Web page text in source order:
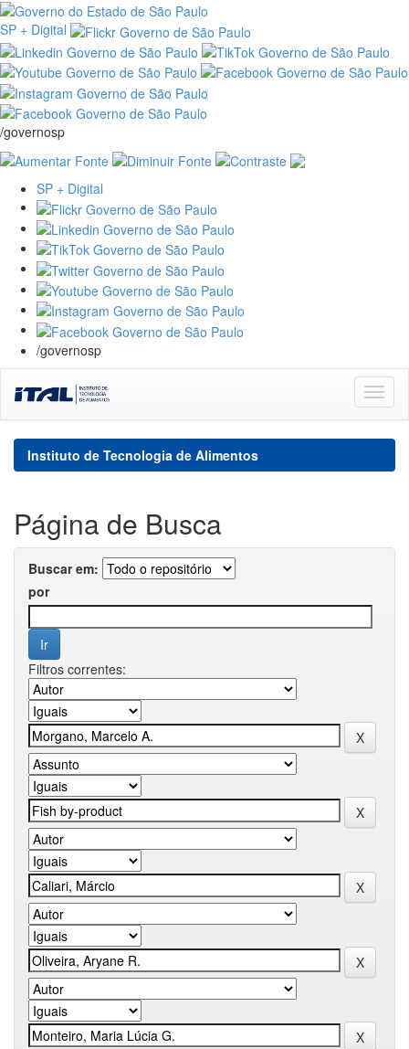
SP + Digital
/governosp
SP + Digital
/governosp
navigation
Instituto de Tecnologia de Alimentos
Página de Busca
Buscar em:
por
Filtros correntes: